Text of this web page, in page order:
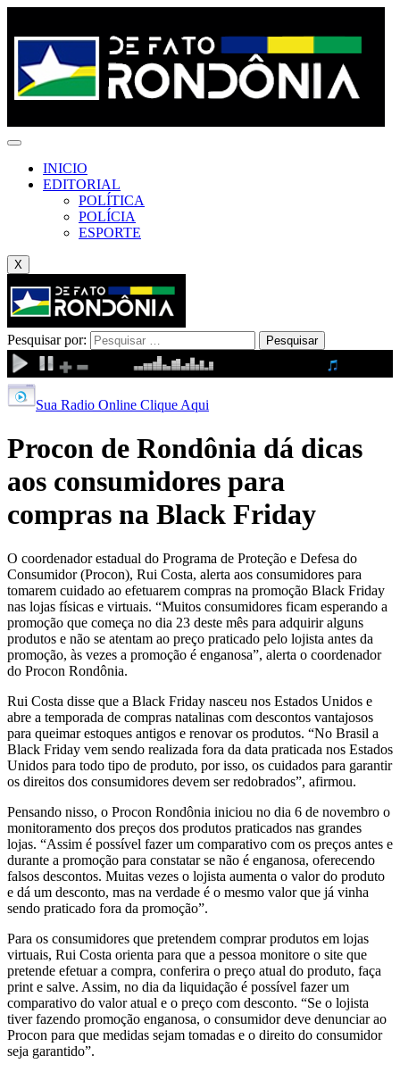
INICIO
EDITORIAL
POLÍTICA
POLÍCIA
ESPORTE
X
Pesquisar por:
Sua Radio Online Clique Aqui
Procon de Rondônia dá dicas
aos consumidores para
compras na Black Friday
O coordenador estadual do Programa de Proteção e Defesa do
Consumidor (Procon), Rui Costa, alerta aos consumidores para
tomarem cuidado ao efetuarem compras na promoção Black Friday
nas lojas físicas e virtuais. “Muitos consumidores ficam esperando a
promoção que começa no dia 23 deste mês para adquirir alguns
produtos e não se atentam ao preço praticado pelo lojista antes da
promoção, às vezes a promoção é enganosa”, alerta o coordenador
do Procon Rondônia.
Rui Costa disse que a Black Friday nasceu nos Estados Unidos e
abre a temporada de compras natalinas com descontos vantajosos
para queimar estoques antigos e renovar os produtos. “No Brasil a
Black Friday vem sendo realizada fora da data praticada nos Estados
Unidos para todo tipo de produto, por isso, os cuidados para garantir
os direitos dos consumidores devem ser redobrados”, afirmou.
Pensando nisso, o Procon Rondônia iniciou no dia 6 de novembro o
monitoramento dos preços dos produtos praticados nas grandes
lojas. “Assim é possível fazer um comparativo com os preços antes e
durante a promoção para constatar se não é enganosa, oferecendo
falsos descontos. Muitas vezes o lojista aumenta o valor do produto
e dá um desconto, mas na verdade é o mesmo valor que já vinha
sendo praticado fora da promoção”.
Para os consumidores que pretendem comprar produtos em lojas
virtuais, Rui Costa orienta para que a pessoa monitore o site que
pretende efetuar a compra, conferira o preço atual do produto, faça
print e salve. Assim, no dia da liquidação é possível fazer um
comparativo do valor atual e o preço com desconto. “Se o lojista
tiver fazendo promoção enganosa, o consumidor deve denunciar ao
Procon para que medidas sejam tomadas e o direito do consumidor
seja garantido”.